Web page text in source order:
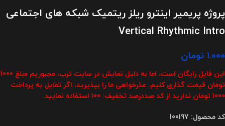
پروژه پریمیر اینترو ریلز ریتمیک شبکه های اجتماعی
Vertical Rhythmic Intro
۱.۰۰۰ تومان
این فایل رایگان است، اما به دلیل نمایش در سایت ترب، مجبوریم مبلغ 1000
تومان قیمت گذاری کنیم. عذرخواهی ما را بپذیرید، اگر تمایل به پرداخت
1000 تومان ندارید از کد صددرصد تخفیف: 100 استفاده نمایید.
کد محصول: 100197